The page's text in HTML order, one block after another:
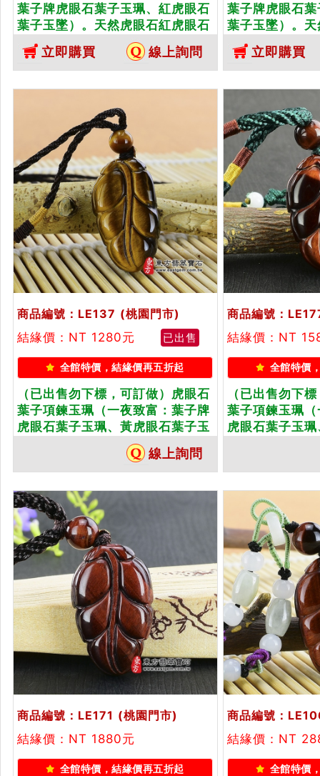
葉子牌虎眼石葉子玉珮、紅虎眼石
葉子玉墜）。天然虎眼石紅虎眼石
葉子，LE175。客製化訂做各種虎
眼石葉子吊墜玉珮項鍊。★東方翡
翠寶石保證卡
立即購買 線上詢問
葉子牌虎眼石
葉子玉墜）。
葉子，LE134
眼石葉子吊墜
翠寶石保證卡
立即購買
商品編號：LE137 (桃園門市)
結緣價：NT 1280元
已出售
全館特價，結緣價再五折起
（已出售勿下標，可訂做）虎眼石
葉子項鍊玉珮（一夜致富：葉子牌
虎眼石葉子玉珮、黃虎眼石葉子玉
墜）。天然虎眼石黃虎眼石葉子，
LE137。客製化訂做各種虎眼石葉
子吊墜玉珮項鍊。★東方翡翠寶石
保證卡
線上詢問
商品編號：
結緣價：NT
全館特價
（已出售勿下
葉子項鍊玉珮
虎眼石葉子玉
子吊墜玉珮項
保證卡
商品編號：LE171 (桃園門市)
結緣價：NT 1880元
全館特價，結緣價再五折起
商品編號：
結緣價：NT
全館特價